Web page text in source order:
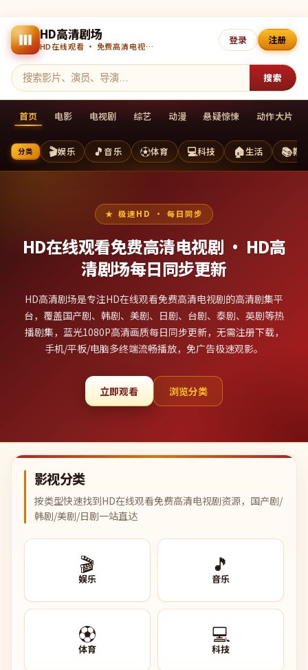
HD高清剧场
HD在线观看 · 免费高清电视剧 · 每日更新
搜索
登录 注册
首页 电影 电视剧 综艺 动漫 悬疑惊悚 动作大片
分类 🎬娱乐 🎵音乐 ⚽体育 💻科技 🏠生活 📚教
极速HD · 每日同步
HD在线观看免费高清电视剧 · HD高
清剧场每日同步更新
HD高清剧场是专注HD在线观看免费高清电视剧的高清剧集平
台，覆盖国产剧、韩剧、美剧、日剧、台剧、泰剧、英剧等热
播剧集，蓝光1080P高清画质每日同步更新，无需注册下载，
手机/平板/电脑多终端流畅播放，免广告极速观影。
立即观看 浏览分类
影视分类
按类型快速找到HD在线观看免费高清电视剧资源，国产剧/
韩剧/美剧/日剧一站直达
🎬
娱乐
🎵
音乐
⚽
体育
💻
科技